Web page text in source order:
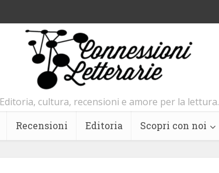
Editoria, cultura, recensioni e amore per la lettura.
Recensioni Editoria Scopri con noi